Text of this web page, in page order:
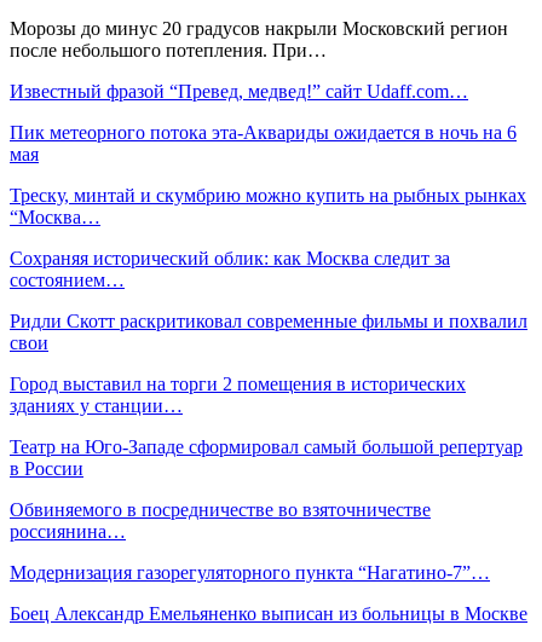
Морозы до минус 20 градусов накрыли Московский регион
после небольшого потепления. При…
Известный фразой “Превед, медвед!” сайт Udaff.com…
Пик метеорного потока эта-Аквариды ожидается в ночь на 6
мая
Треску, минтай и скумбрию можно купить на рыбных рынках
“Москва…
Сохраняя исторический облик: как Москва следит за
состоянием…
Ридли Скотт раскритиковал современные фильмы и похвалил
свои
Город выставил на торги 2 помещения в исторических
зданиях у станции…
Театр на Юго-Западе сформировал самый большой репертуар
в России
Обвиняемого в посредничестве во взяточничестве
россиянина…
Модернизация газорегуляторного пункта “Нагатино-7”…
Боец Александр Емельяненко выписан из больницы в Москве